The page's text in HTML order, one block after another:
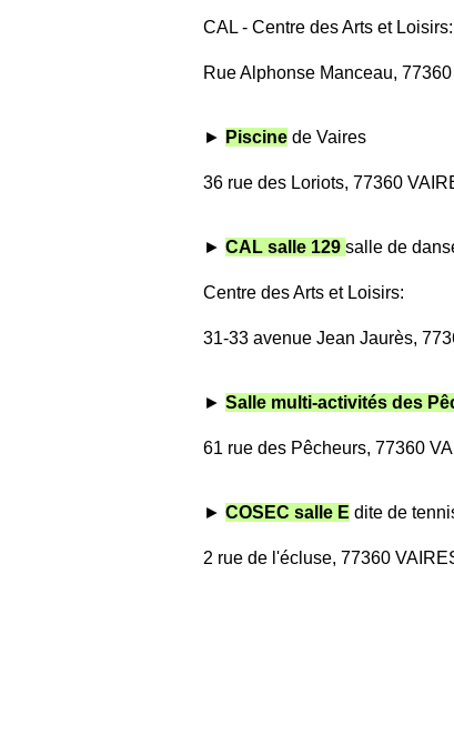
CAL - Centre des Arts et
Rue Alphonse Manceau,
► Piscine de Vaires
36 rue des Loriots, 77360
► CAL salle 129 salle de
Centre des Arts et Loisirs:
31-33 avenue Jean Jaurès,
► Salle multi-activités des
61 rue des Pêcheurs, 77360
► COSEC salle E dite de
2 rue de l'écluse, 77360